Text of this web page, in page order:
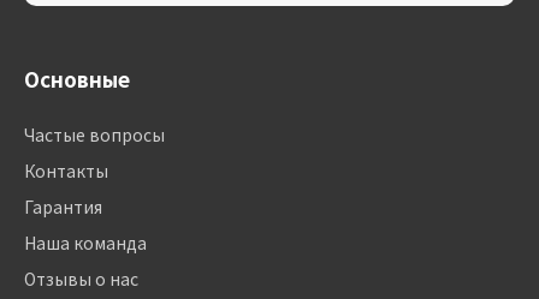
Основные
Частые вопросы
Контакты
Гарантия
Наша команда
Отзывы о нас